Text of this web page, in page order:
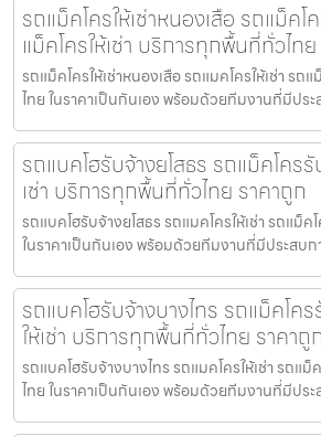
รถแม็คโครให้เช่าหนองเสือ รถแม็คโ
แม็คโครให้เช่า บริการทุกพื้นที่ทั่วไท
รถแม็คโครให้เช่าหนองเสือ รถแมคโครให้เช่า รถ
ไทย ในราคาเป็นกันเอง พร้อมด้วยทีมงานที่มีปร
รถแบคโฮรับจ้างยโสธร รถแม็คโคร
เช่า บริการทุกพื้นที่ทั่วไทย ราคาถูก
รถแบคโฮรับจ้างยโสธร รถแมคโครให้เช่า รถแม็
ในราคาเป็นกันเอง พร้อมด้วยทีมงานที่มีประสบ
รถแบคโฮรับจ้างบางไทร รถแม็คโค
ให้เช่า บริการทุกพื้นที่ทั่วไทย ราคาถูก
รถแบคโฮรับจ้างบางไทร รถแมคโครให้เช่า รถแ
ไทย ในราคาเป็นกันเอง พร้อมด้วยทีมงานที่มีปร